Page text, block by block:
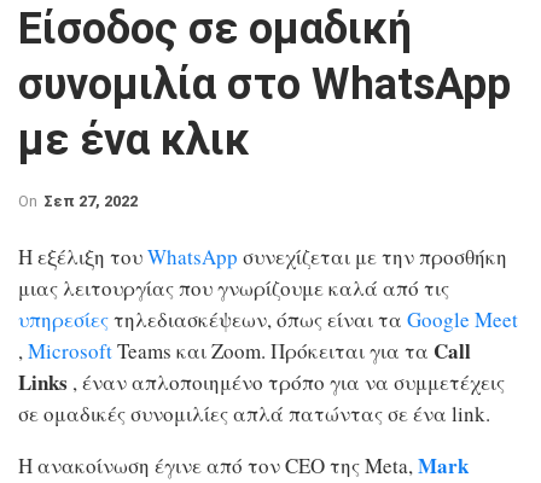
Είσοδος σε ομαδική
συνομιλία στο WhatsApp
με ένα κλικ
On Σεπ 27, 2022
Η εξέλιξη τουWhatsApp συνεχίζεται με την προσθήκη
μιας λειτουργίας που γνωρίζουμε καλά από τις
υπηρεσίεςτηλεδιασκέψεων, όπως είναι τα Google Meet
,MicrosoftTeams και Zoom. Πρόκειται για τα Call
Links , έναν απλοποιημένο τρόπο για να συμμετέχεις
σε ομαδικές συνομιλίες απλά πατώντας σε ένα link.
Η ανακοίνωση έγινε από τον CEO της Meta,Mark